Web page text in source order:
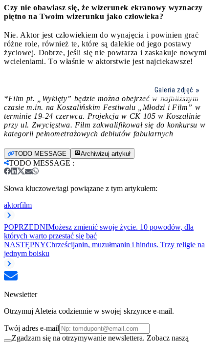
Czy nie obawiasz się, że wizerunek ekranowy wyznaczy
piętno na Twoim wizerunku jako człowieka?
Nie. Aktor jest człowiekiem do wynajęcia i powinien grać
różne role, również te, które są dalekie od jego postawy
życiowej. Dobrze, jeśli się nie powtarza i zaskakuje nowymi
wcieleniami. To właśnie w aktorstwie jest najciekawsze!
Galeria zdjęć
*Film pt. „Wyklęty” będzie można obejrzeć w najbliższym
czasie m.in. na Koszalińskim Festiwalu „Młodzi i Film” w
terminie 19-24 czerwca. Projekcja w CK 105 w Koszalinie
przy ul. Zwycięstwa. Film zakwalifikował się do konkursu w
kategorii pełnometrażowych debiutów fabularnych
TODO MESSAGE Archiwizuj artykuł
TODO MESSAGE :
Słowa kluczowe/tagi powiązane z tym artykułem:
aktorfilm
POPRZEDNIMożesz zmienić swoje życie. 10 powodów, dla
których warto przestać się bać
NASTĘPNYChrześcijanin, muzułmanin i hindus. Trzy religie na
jednym boisku
Newsletter
Otrzymuj Aleteia codziennie w swojej skrzynce e-mail.
Twój adres e-mail
Zgadzam się na otrzymywanie newslettera. Zobacz naszą